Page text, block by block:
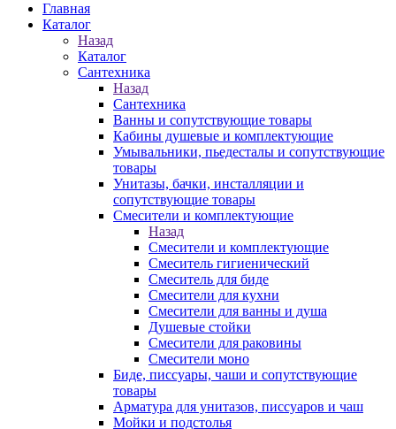
Главная
Каталог
Назад
Каталог
Сантехника
Назад
Сантехника
Ванны и сопутствующие товары
Кабины душевые и комплектующие
Умывальники, пьедесталы и сопутствующие
товары
Унитазы, бачки, инсталляции и
сопутствующие товары
Смесители и комплектующие
Назад
Смесители и комплектующие
Смеситель гигиенический
Смеситель для биде
Смесители для кухни
Смесители для ванны и душа
Душевые стойки
Смесители для раковины
Смесители моно
Биде, писсуары, чаши и сопутствующие
товары
Арматура для унитазов, писсуаров и чаш
Мойки и подстолья